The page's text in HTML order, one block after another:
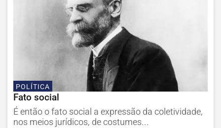
POLÍTICA
Fato social
É então o fato social a expressão da coletividade,
nos meios jurídicos, de costumes...